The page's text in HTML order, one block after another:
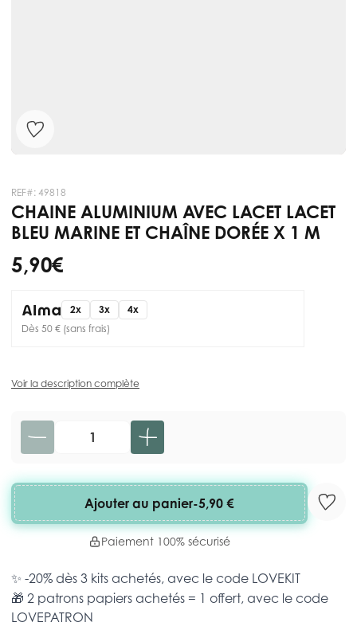
REF#: 49818
CHAINE ALUMINIUM AVEC LACET LACET
BLEU MARINE ET CHAÎNE DORÉE X 1 M
5,90 €
2x 3x
4x
Dès 50 € (sans frais)
Voir la description complète
Quantité
Ajouter au panier-5,90 €
Paiement 100% sécurisé
✨ -20% dès 3 kits achetés, avec le code LOVEKIT
🎁 2 patrons papiers achetés = 1 offert, avec le code
LOVEPATRON